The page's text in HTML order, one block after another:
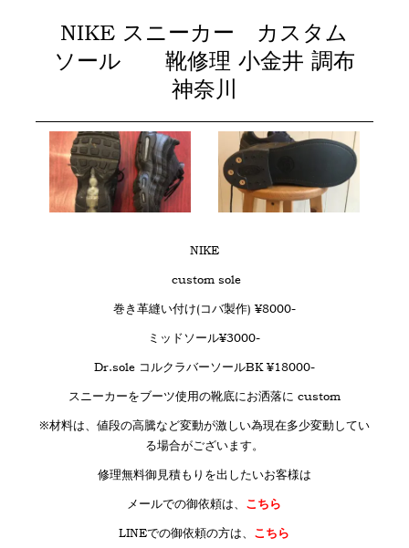
NIKE スニーカー カスタム
ソール 靴修理 小金井 調布
神奈川
NIKE
custom sole
巻き革縫い付け(コバ製作) ¥8000-
ミッドソール¥3000-
Dr.sole コルクラバーソールBK ¥18000-
スニーカーをブーツ使用の靴底にお洒落に custom
※材料は、値段の高騰など変動が激しい為現在多少変動してい
る場合がございます。
修理無料御見積もりを出したいお客様は
メールでの御依頼は、 こちら
LINEでの御依頼の方は、 こちら